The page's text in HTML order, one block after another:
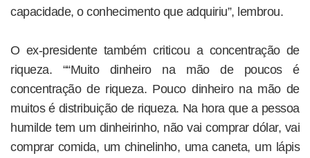
capacidade, o conhecimento que adquiriu”, lembrou.
O ex-presidente também criticou a concentração de
riqueza. ““Muito dinheiro na mão de poucos é
concentração de riqueza. Pouco dinheiro na mão de
muitos é distribuição de riqueza. Na hora que a pessoa
humilde tem um dinheirinho, não vai comprar dólar, vai
comprar comida, um chinelinho, uma caneta, um lápis